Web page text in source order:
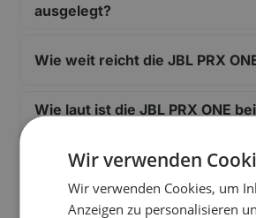
ausgelegt?
Wie weit reicht die JBL PRX
Wie laut ist die JBL PRX ONE
Welche Anschlüsse bietet die
für DJ-Pult und Mikrofon?
Wir verwenden
Wir verwenden Cookies, um
Anzeigen zu personalisieren